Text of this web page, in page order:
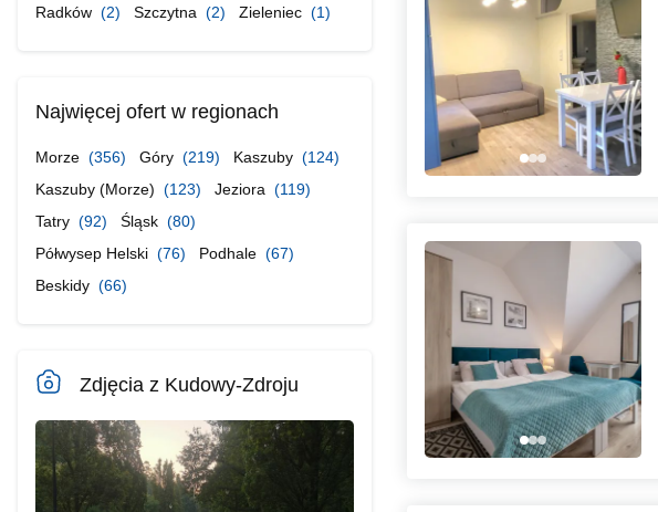
Radków (2) Szczytna (2) Zieleniec (1)
Najwięcej ofert w regionach
Morze (356) Góry (219) Kaszuby (124)
Kaszuby (Morze) (123) Jeziora (119)
Tatry (92) Śląsk (80)
Półwysep Helski (76) Podhale (67)
Beskidy (66)
Zdjęcia z Kudowy-Zdroju